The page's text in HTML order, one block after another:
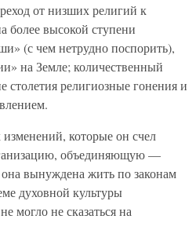
от низших религий к
более высокой ступени
(с чем нетрудно поспорить),
на Земле; количественный
столетия религиозные гонения и
которые он счел
объединяющую —
вынуждена жить по законам
духовной культуры
могло не сказаться на